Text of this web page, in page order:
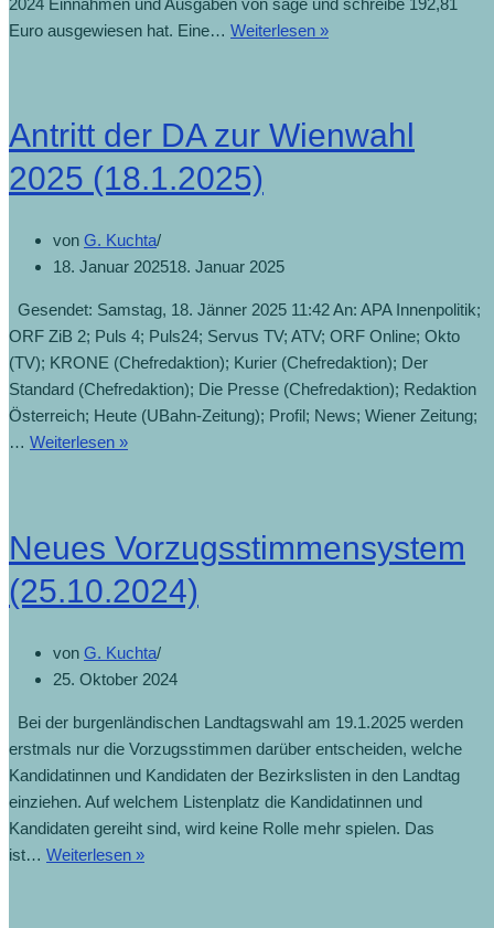
Euro ausgewiesen hat. Eine… Weiterlesen »
Antritt der DA zur Wienwahl
2025 (18.1.2025)
von G. Kuchta
18. Januar 202518. Januar 2025
Gesendet: Samstag, 18. Jänner 2025 11:42 An: APA Innenpolitik;
ORF ZiB 2; Puls 4; Puls24; Servus TV; ATV; ORF Online; Okto
(TV); KRONE (Chefredaktion); Kurier (Chefredaktion); Der
Standard (Chefredaktion); Die Presse (Chefredaktion); Redaktion
Österreich; Heute (UBahn-Zeitung); Profil; News; Wiener Zeitung;
… Weiterlesen »
Neues Vorzugsstimmensystem
(25.10.2024)
von G. Kuchta
25. Oktober 2024
Bei der burgenländischen Landtagswahl am 19.1.2025 werden
erstmals nur die Vorzugsstimmen darüber entscheiden, welche
Kandidatinnen und Kandidaten der Bezirkslisten in den Landtag
einziehen. Auf welchem Listenplatz die Kandidatinnen und
Kandidaten gereiht sind, wird keine Rolle mehr spielen. Das
ist… Weiterlesen »